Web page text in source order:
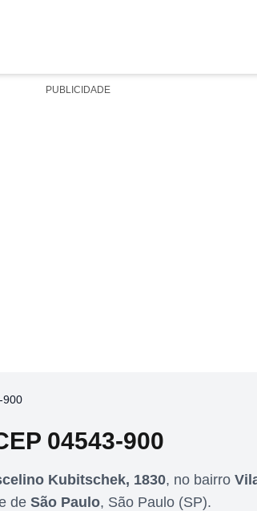
PUBLICIDADE
900
04543-900
Kubitschek, 1830, no bairro
de São Paulo, São Paulo (SP).